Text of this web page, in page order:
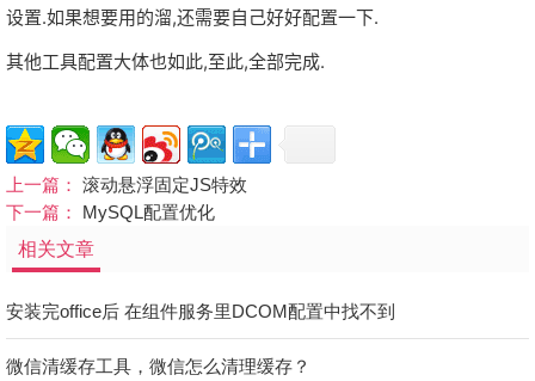
设置.如果想要用的溜,还需要自己好好配置一下.
其他工具配置大体也如此,至此,全部完成.
上一篇： 滚动悬浮固定JS特效
下一篇： MySQL配置优化
相关文章
安装完office后 在组件服务里DCOM配置中找不到
微信清缓存工具，微信怎么清理缓存？